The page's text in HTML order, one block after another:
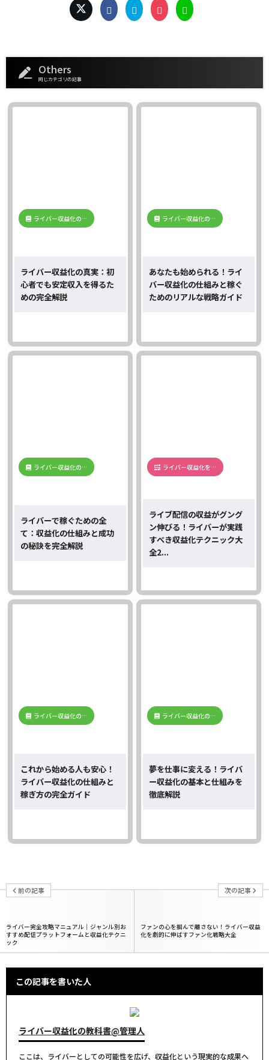
Others
同じカテゴリの記事
ライバー収益化の…
ライバー収益化の真実：初
心者でも安定収入を得るた
めの完全解説
ライバー収益化の…
あなたも始められる！ライ
バー収益化の仕組みと稼ぐ
ためのリアルな戦略ガイド
ライバー収益化の…
ライバーで稼ぐための全
て：収益化の仕組みと成功
の秘訣を完全解説
ライバー収益化を…
ライブ配信の収益がグング
ン伸びる！ライバーが実践
すべき収益化テクニック大
全2...
ライバー収益化の…
これから始める人も安心！
ライバー収益化の仕組みと
稼ぎ方の完全ガイド
ライバー収益化の…
夢を仕事に変える！ライバ
ー収益化の基本と仕組みを
徹底解説
前の記事
ライバー完全攻略マニュアル｜ジャンル別お
すすめ配信プラットフォームと収益化テクニ
ック
次の記事
ファンの心を掴んで離さない！ライバー収益
化を劇的に伸ばすファン化戦略大全
この記事を書いた人
ライバー収益化の教科書@管理人
ここは、ライバーとしての可能性を広げ、収益化という現実的な成果へ